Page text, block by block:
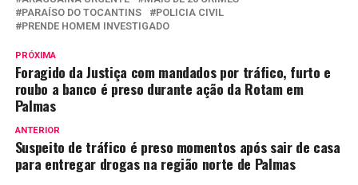
PARAÍSO DO TOCANTINS
POLICIA CIVIL
PRENDE HOMEM INVESTIGADO
PRÓXIMA
Foragido da Justiça com mandados por tráfico, furto e
roubo a banco é preso durante ação da Rotam em
Palmas
ANTERIOR
Suspeito de tráfico é preso momentos após sair de casa
para entregar drogas na região norte de Palmas